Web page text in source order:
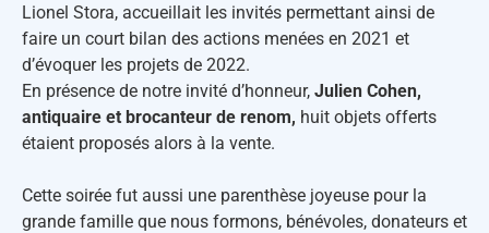
Lionel Stora, accueillait les invités permettant ainsi de
faire un court bilan des actions menées en 2021 et
d’évoquer les projets de 2022.
En présence de notre invité d’honneur, Julien Cohen,
antiquaire et brocanteur de renom, huit objets offerts
étaient proposés alors à la vente.
Cette soirée fut aussi une parenthèse joyeuse pour la
grande famille que nous formons, bénévoles, donateurs et